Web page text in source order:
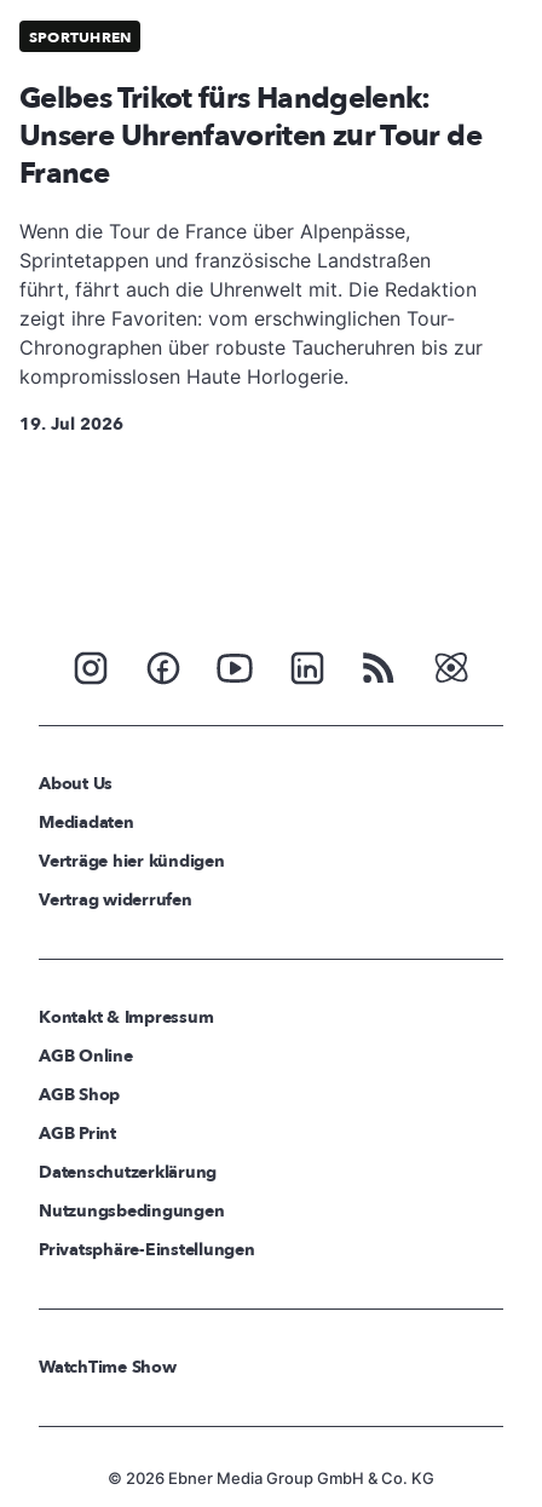
SPORTUHREN
Gelbes Trikot fürs Handgelenk:
Unsere Uhrenfavoriten zur Tour de
France
Wenn die Tour de France über Alpenpässe,
Sprintetappen und französische Landstraßen
führt, fährt auch die Uhrenwelt mit. Die Redaktion
zeigt ihre Favoriten: vom erschwinglichen Tour-
Chronographen über robuste Taucheruhren bis zur
kompromisslosen Haute Horlogerie.
19. Jul 2026
About Us
Mediadaten
Verträge hier kündigen
Vertrag widerrufen
Kontakt & Impressum
AGB Online
AGB Shop
AGB Print
Datenschutzerklärung
Nutzungsbedingungen
Privatsphäre-Einstellungen
WatchTime Show
© 2026 Ebner Media Group GmbH & Co. KG